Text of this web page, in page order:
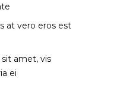
at vero eros est
amet, vis
ei